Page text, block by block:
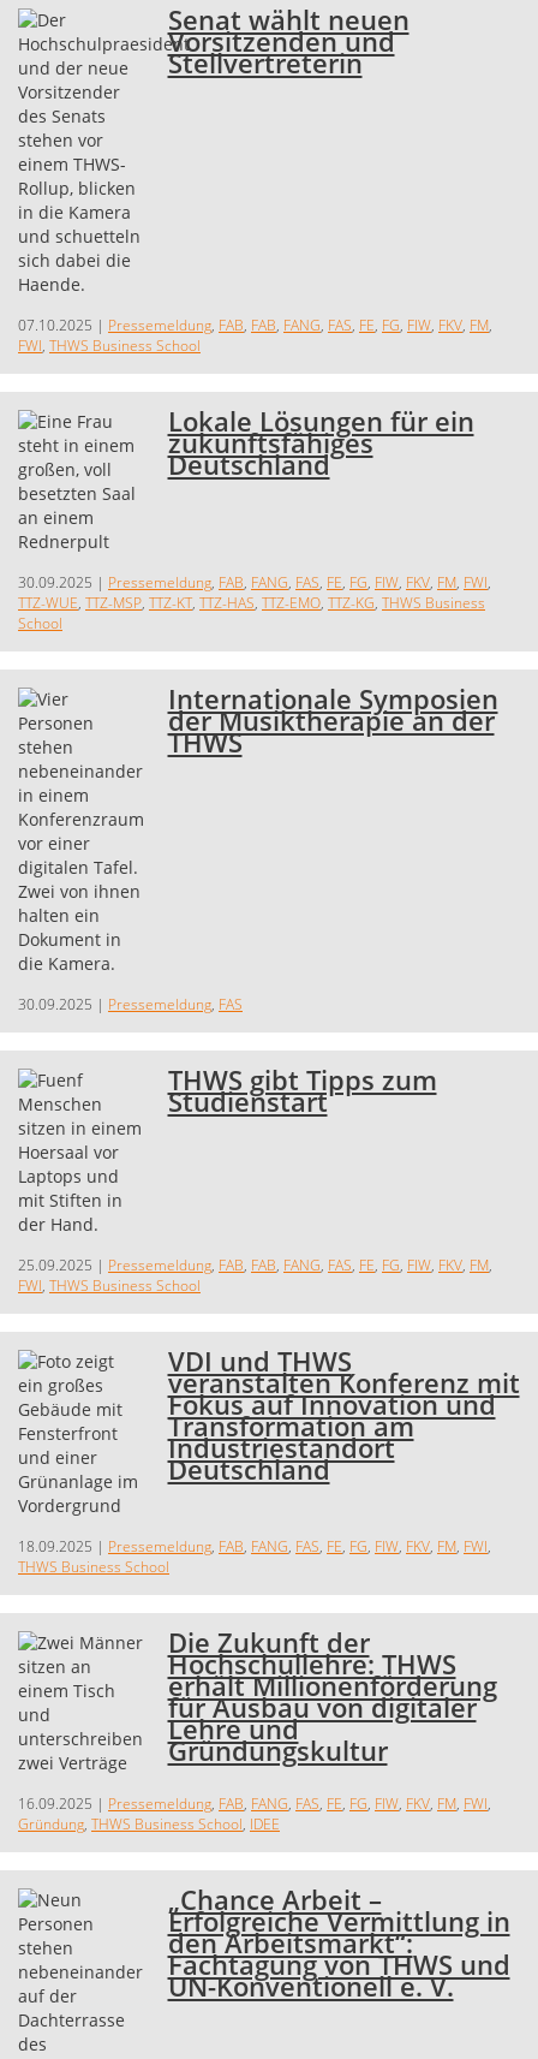
Senat wählt neuen
Vorsitzenden und
Stellvertreterin
07.10.2025 | Pressemeldung, FAB, FAB, FANG, FAS, FE, FG, FIW, FKV, FM,
FWI, THWS Business School
Lokale Lösungen für ein
zukunftsfähiges
Deutschland
30.09.2025 | Pressemeldung, FAB, FANG, FAS, FE, FG, FIW, FKV, FM, FWI,
TTZ-WUE, TTZ-MSP, TTZ-KT, TTZ-HAS, TTZ-EMO, TTZ-KG, THWS Business
School
Internationale Symposien
der Musiktherapie an der
THWS
30.09.2025 | Pressemeldung, FAS
THWS gibt Tipps zum
Studienstart
25.09.2025 | Pressemeldung, FAB, FAB, FANG, FAS, FE, FG, FIW, FKV, FM,
FWI, THWS Business School
VDI und THWS
veranstalten Konferenz mit
Fokus auf Innovation und
Transformation am
Industriestandort
Deutschland
18.09.2025 | Pressemeldung, FAB, FANG, FAS, FE, FG, FIW, FKV, FM, FWI,
THWS Business School
Die Zukunft der
Hochschullehre: THWS
erhält Millionenförderung
für Ausbau von digitaler
Lehre und
Gründungskultur
16.09.2025 | Pressemeldung, FAB, FANG, FAS, FE, FG, FIW, FKV, FM, FWI,
Gründung, THWS Business School, IDEE
„Chance Arbeit –
Erfolgreiche Vermittlung in
den Arbeitsmarkt“:
Fachtagung von THWS und
UN-Konventionell e. V.